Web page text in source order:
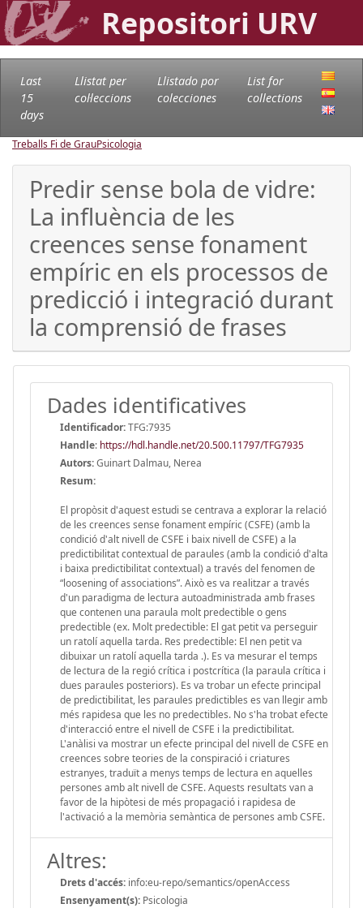
Repositori URV
Last
15
days
Llistat per
col·leccions
Llistado por
colecciones
List for
collections
Treballs Fi de GrauPsicologia
Predir sense bola de vidre:
La influència de les
creences sense fonament
empíric en els processos de
predicció i integració durant
la comprensió de frases
Dades identificatives
Identificador:TFG:7935
Handle: https://hdl.handle.net/20.500.11797/TFG7935
Autors:Guinart Dalmau, Nerea
Resum:
El propòsit d'aquest estudi se centrava a explorar la relació
de les creences sense fonament empíric (CSFE) (amb la
condició d'alt nivell de CSFE i baix nivell de CSFE) a la
predictibilitat contextual de paraules (amb la condició d'alta
i baixa predictibilitat contextual) a través del fenomen de
“loosening of associations”. Això es va realitzar a través
d'un paradigma de lectura autoadministrada amb frases
que contenen una paraula molt predectible o gens
predectible (ex. Molt predectible: El gat petit va perseguir
un ratolí aquella tarda. Res predectible: El nen petit va
dibuixar un ratolí aquella tarda .). Es va mesurar el temps
de lectura de la regió crítica i postcrítica (la paraula crítica i
dues paraules posteriors). Es va trobar un efecte principal
de predictibilitat, les paraules predictibles es van llegir amb
més rapidesa que les no predectibles. No s'ha trobat efecte
d'interacció entre el nivell de CSFE i la predictibilitat.
L'anàlisi va mostrar un efecte principal del nivell de CSFE en
creences sobre teories de la conspiració i criatures
estranyes, traduït a menys temps de lectura en aquelles
persones amb alt nivell de CSFE. Aquests resultats van a
favor de la hipòtesi de més propagació i rapidesa de
l'activació a la memòria semàntica de persones amb CSFE.
Altres:
Drets d'accés: info:eu-repo/semantics/openAccess
Ensenyament(s): Psicologia